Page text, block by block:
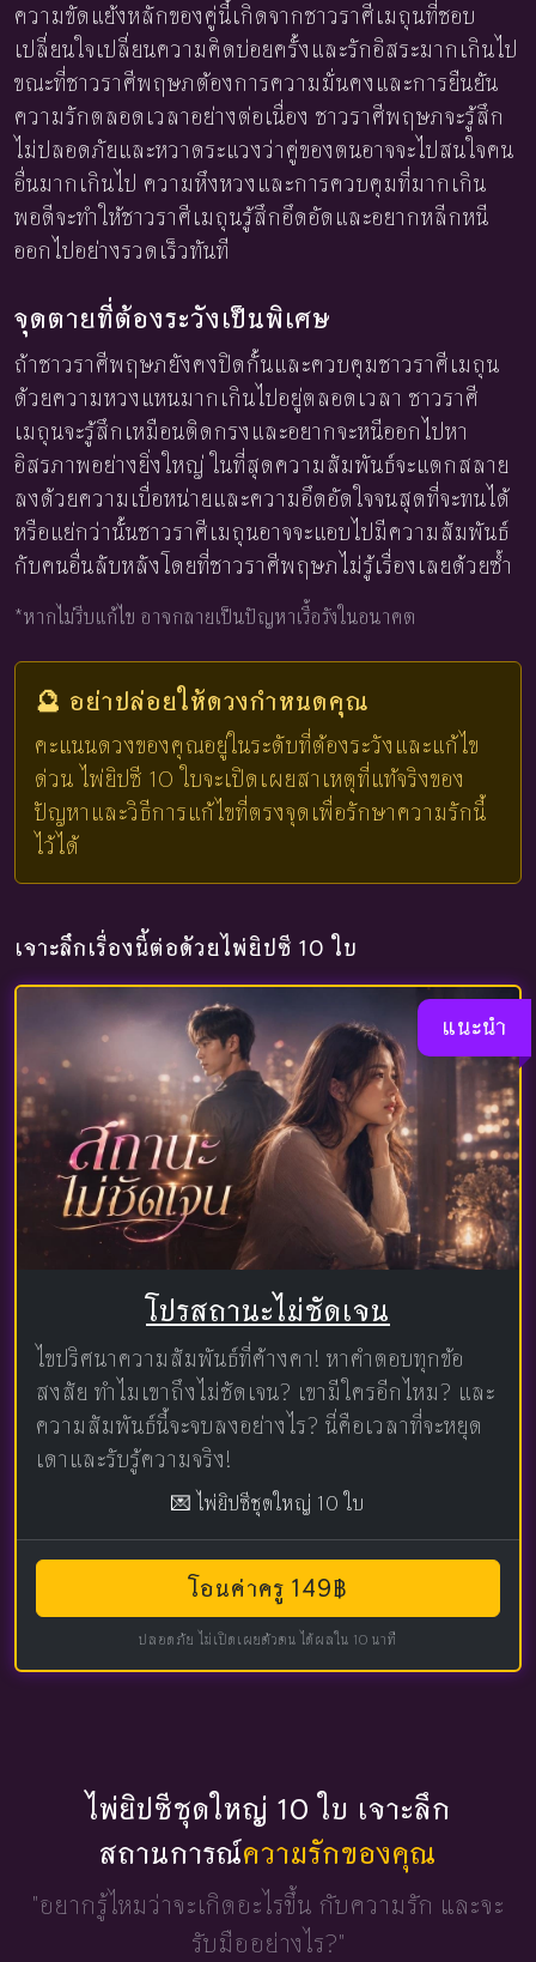
ความขัดแย้งหลักของคู่นี้เกิดจากชาวราศีเมถุนที่ชอบ
เปลี่ยนใจเปลี่ยนความคิดบ่อยครั้งและรักอิสระมากเกินไป
ขณะที่ชาวราศีพฤษภต้องการความมั่นคงและการยืนยัน
ความรักตลอดเวลาอย่างต่อเนื่อง ชาวราศีพฤษภจะรู้สึก
ไม่ปลอดภัยและหวาดระแวงว่าคู่ของตนอาจจะไปสนใจคน
อื่นมากเกินไป ความหึงหวงและการควบคุมที่มากเกิน
พอดีจะทำให้ชาวราศีเมถุนรู้สึกอึดอัดและอยากหลีกหนี
ออกไปอย่างรวดเร็วทันที
จุดตายที่ต้องระวังเป็นพิเศษ
ถ้าชาวราศีพฤษภยังคงปิดกั้นและควบคุมชาวราศีเมถุน
ด้วยความหวงแหนมากเกินไปอยู่ตลอดเวลา ชาวราศี
เมถุนจะรู้สึกเหมือนติดกรงและอยากจะหนีออกไปหา
อิสรภาพอย่างยิ่งใหญ่ ในที่สุดความสัมพันธ์จะแตกสลาย
ลงด้วยความเบื่อหน่ายและความอึดอัดใจจนสุดที่จะทนได้
หรือแย่กว่านั้นชาวราศีเมถุนอาจจะแอบไปมีความสัมพันธ์
กับคนอื่นลับหลังโดยที่ชาวราศีพฤษภไม่รู้เรื่องเลยด้วยซ้ำ
*หากไม่รีบแก้ไข อาจกลายเป็นปัญหาเรื้อรังในอนาคต
🔮 อย่าปล่อยให้ดวงกำหนดคุณ
คะแนนดวงของคุณอยู่ในระดับที่ต้องระวังและแก้ไข
ด่วน ไพ่ยิปซี 10 ใบจะเปิดเผยสาเหตุที่แท้จริงของ
ปัญหาและวิธีการแก้ไขที่ตรงจุดเพื่อรักษาความรักนี้
ไว้ได้
เจาะลึกเรื่องนี้ต่อด้วยไพ่ยิปซี 10 ใบ
แนะนำ
โปรสถานะไม่ชัดเจน
ไขปริศนาความสัมพันธ์ที่ค้างคา! หาคำตอบทุกข้อ
สงสัย ทำไมเขาถึงไม่ชัดเจน? เขามีใครอีกไหม? และ
ความสัมพันธ์นี้จะจบลงอย่างไร? นี่คือเวลาที่จะหยุด
เดาและรับรู้ความจริง!
💌 ไพ่ยิปซีชุดใหญ่ 10 ใบ
โอนค่าครู 149฿
ปลอดภัย ไม่เปิดเผยตัวตน ได้ผลใน 10 นาที
ไพ่ยิปซีชุดใหญ่ 10 ใบ เจาะลึก
สถานการณ์ความรักของคุณ
"อยากรู้ไหมว่าจะเกิดอะไรขึ้น กับความรัก และจะ
รับมืออย่างไร?"